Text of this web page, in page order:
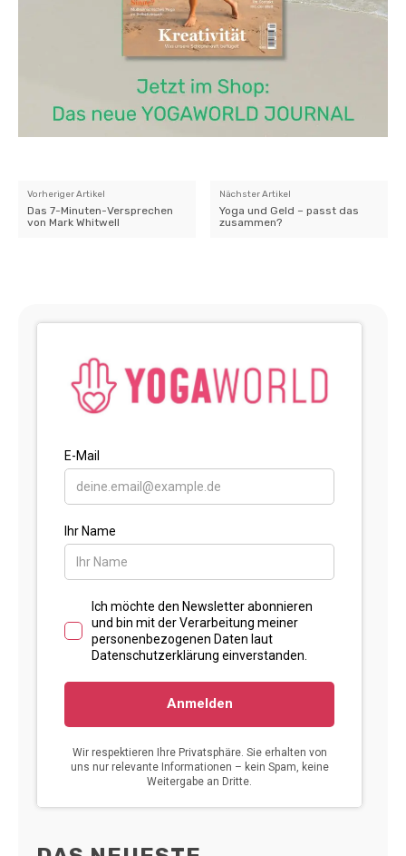
Vorheriger Artikel
Das 7-Minuten-Versprechen
von Mark Whitwell
Nächster Artikel
Yoga und Geld – passt das
zusammen?